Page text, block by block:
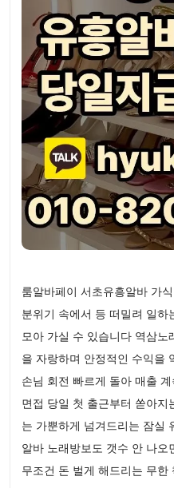
룸알바페이 서초유흥알바 가
분위기 속에서 등 떠밀려 일
모아 가실 수 있습니다 역삼
을 자랑하며 안정적인 수익을
손님 회전 빠르게 돌아 매출
면접 당일 첫 출근부터 쏟아
는 가뿐하게 넘겨드리는 잠실
알바 노래방보도 갯수 안 나
무조건 돈 벌게 해드리는 무한